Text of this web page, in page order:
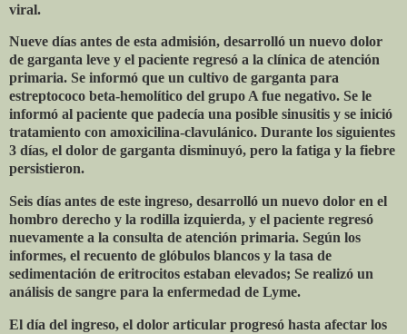
viral.
Nueve días antes de esta admisión, desarrolló un nuevo dolor
de garganta leve y el paciente regresó a la clínica de atención
primaria. Se informó que un cultivo de garganta para
estreptococo beta-hemolítico del grupo A fue negativo. Se le
informó al paciente que padecía una posible sinusitis y se inició
tratamiento con amoxicilina-clavulánico. Durante los siguientes
3 días, el dolor de garganta disminuyó, pero la fatiga y la fiebre
persistieron.
Seis días antes de este ingreso, desarrolló un nuevo dolor en el
hombro derecho y la rodilla izquierda, y el paciente regresó
nuevamente a la consulta de atención primaria. Según los
informes, el recuento de glóbulos blancos y la tasa de
sedimentación de eritrocitos estaban elevados; Se realizó un
análisis de sangre para la enfermedad de Lyme.
El día del ingreso, el dolor articular progresó hasta afectar los